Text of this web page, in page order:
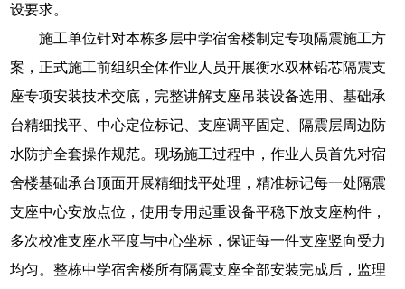
设要求。
施工单位针对本栋多层中学宿舍楼制定专项隔震施工方
案，正式施工前组织全体作业人员开展衡水双林铅芯隔震支
座专项安装技术交底，完整讲解支座吊装设备选用、基础承
台精细找平、中心定位标记、支座调平固定、隔震层周边防
水防护全套操作规范。现场施工过程中，作业人员首先对宿
舍楼基础承台顶面开展精细找平处理，精准标记每一处隔震
支座中心安放点位，使用专用起重设备平稳下放支座构件，
多次校准支座水平度与中心坐标，保证每一件支座竖向受力
均匀。整栋中学宿舍楼所有隔震支座全部安装完成后，监理